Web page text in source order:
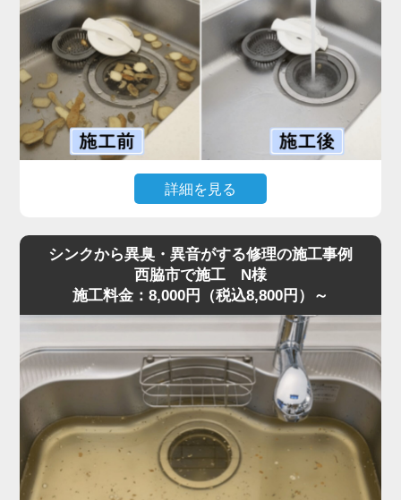
これまでの施工経験から通常清掃では不十分と判断し、業
務用高圧洗浄機で排水管からグリストラップ内部まで徹底
洗浄。油脂と蓄積した汚れをすべて除去し、排水が一気に
改善しました。
お客様からは「明朗会計で追加料金もなく安心できた」と
評価をいただきました。
グリストラップは汚れが蓄積しやすく、放置すると悪臭・
詳細を見る
い」とのご相談で、水道の達人へ最短即日でご依頼いただ
現場を確認すると、粉砕しきれなかった野菜くずが内部に
詰まり、油脂や洗剤カスと固まって硬い塊になっていまし
た。さらに無理に運転を続けたことでモーター負荷が上昇
し、安全装置が作動して停止していた状態です。
専門知識をもとに内部分解を行い、詰まりを丁寧に除去。
排水トラップにも油脂が蓄積していたため、同時にクリー
ニングしました。作業は約40分で完了し動作もスムーズに
復旧しました。
「明朗会計で安心できた」との評価をいただきました。
ディスポーザーの異音・悪臭・排水不良は故障の前兆で
シンクから異臭・異音がする修理の施工事例
西脇市で施工 N様
施工料金：8,000円（税込8,800円）～